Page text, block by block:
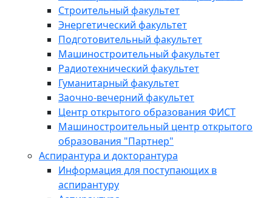
Строительный факультет
Энергетический факультет
Подготовительный факультет
Машиностроительный факультет
Радиотехнический факультет
Гуманитарный факультет
Заочно-вечерний факультет
Центр открытого образования ФИСТ
Машиностроительный центр открытого
образования "Партнер"
Аспирантура и докторантура
Информация для поступающих в
аспирантуру